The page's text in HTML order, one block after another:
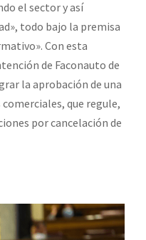
el sector y así
todo bajo la premisa
Con esta
de Faconauto de
la aprobación de una
que regule,
por cancelación de